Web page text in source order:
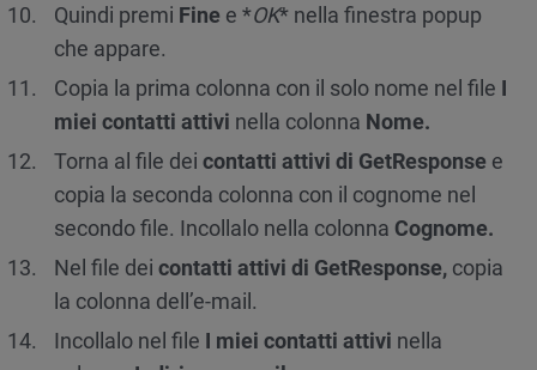
Quindi premi Fine e *OK* nella finestra popup
che appare.
Copia la prima colonna con il solo nome nel file I
miei contatti attivi nella colonna Nome.
Torna al file dei contatti attivi di GetResponse e
copia la seconda colonna con il cognome nel
secondo file. Incollalo nella colonna Cognome.
Nel file dei contatti attivi di GetResponse, copia
la colonna dell’e-mail.
Incollalo nel file I miei contatti attivi nella